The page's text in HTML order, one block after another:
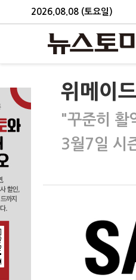
2026.08.08 (토요일)
위메이
"꾸준히 활
3월7일 시